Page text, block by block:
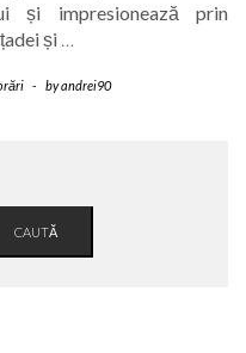
și impresionează prin
și …
- byandrei90
CAUTĂ